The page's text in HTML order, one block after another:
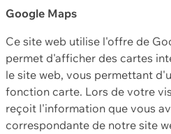
Google Maps
Ce site web utilise l'offre de
permet d'afficher des cartes
le site web, vous permettant
fonction carte. Lors de votre
reçoit l'information que vous
correspondante de notre site